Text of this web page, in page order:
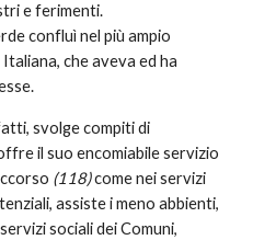
e ferimenti.
confluì nel più ampio
che aveva ed ha
svolge compiti di
il suo encomiabile servizio
(118)come nei servizi
assiste i meno abbienti,
sociali dei Comuni,